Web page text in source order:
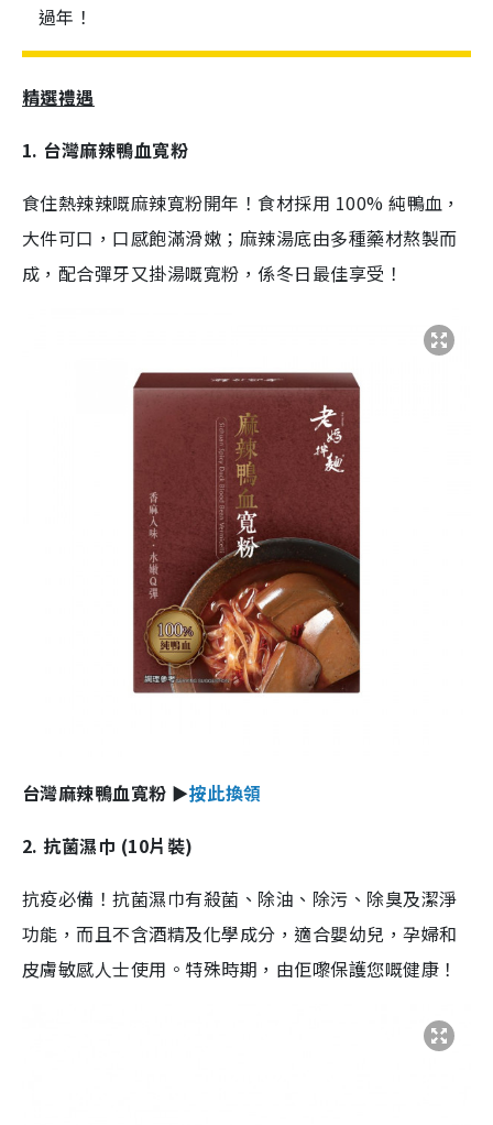
過年！
精選禮遇
1. 台灣麻辣鴨血寬粉
食住熱辣辣嘅麻辣寬粉開年！食材採用 100% 純鴨血，
大件可口，口感飽滿滑嫩；麻辣湯底由多種藥材熬製而
成，配合彈牙又掛湯嘅寬粉，係冬日最佳享受！
台灣麻辣鴨血寬粉 ►按此換領
2. 抗菌濕巾 (10片裝)
抗疫必備！抗菌濕巾有殺菌、除油、除污、除臭及潔淨
功能，而且不含酒精及化學成分，適合嬰幼兒，孕婦和
皮膚敏感人士使用。特殊時期，由佢嚟保護您嘅健康！